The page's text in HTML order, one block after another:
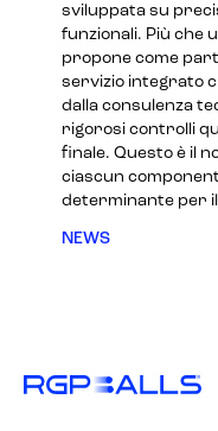
sviluppata su
funzionali. Più che
propone come
servizio integrato
dalla consulenza
rigorosi controlli
finale. Questo è il
ciascun
determinante per il
NEWS